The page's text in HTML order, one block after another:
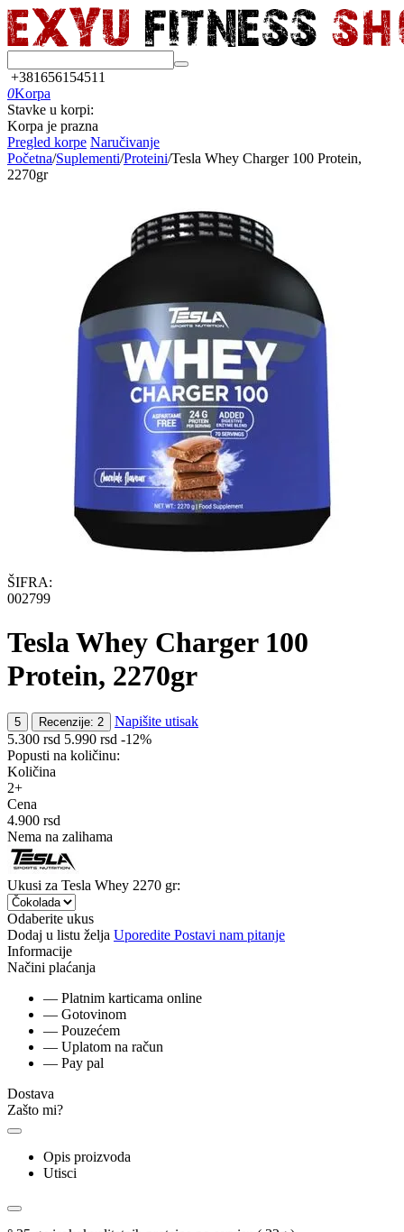
+381656154511
0Korpa
Stavke u korpi:
Korpa je prazna
Pregled korpe Naručivanje
Početna/Suplementi/Proteini/Tesla Whey Charger 100 Protein,
2270gr
ŠIFRA:
002799
Tesla Whey Charger 100
Protein, 2270gr
5 Recenzije: 2
Napišite utisak
5.300 rsd 5.990 rsd -12%
Popusti na količinu:
Količina
2+
Cena
4.900 rsd
Nema na zalihama
Ukusi za Tesla Whey 2270 gr:
Odaberite ukus
Dodaj u listu želja Uporedite Postavi nam pitanje
Informacije
Načini plaćanja
— Platnim karticama online
— Gotovinom
— Pouzećem
— Uplatom na račun
— Pay pal
Dostava
Zašto mi?
Opis proizvoda
Utisci